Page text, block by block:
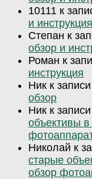
10111 к
и инструкция
Степан к
обзор и
Роман к
инструкция
Ник к записи
обзор
Ник к записи
объективы
Николай к
старые
обзор